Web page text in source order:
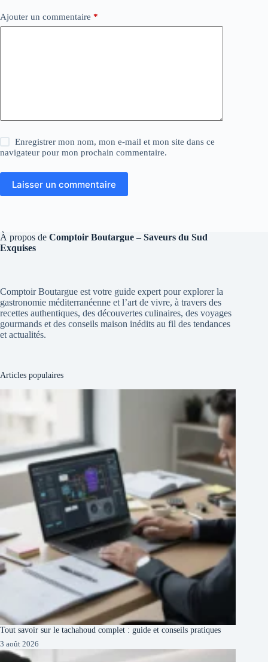
Ajouter un commentaire *
Enregistrer mon nom, mon e-mail et mon site dans ce
navigateur pour mon prochain commentaire.
Laisser un commentaire
À propos de Comptoir Boutargue – Saveurs du Sud
Exquises
Comptoir Boutargue est votre guide expert pour explorer la
gastronomie méditerranéenne et l’art de vivre, à travers des
recettes authentiques, des découvertes culinaires, des voyages
gourmands et des conseils maison inédits au fil des tendances
et actualités.
Articles populaires
Tout savoir sur le tachahoud complet : guide et conseils pratiques
3 août 2026